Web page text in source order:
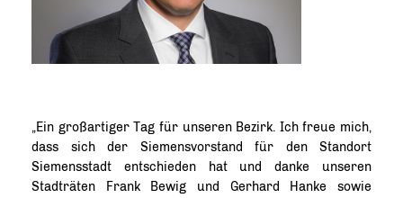
Ein großartiger Tag für unseren Bezirk. Ich freue mich,
dass sich der Siemensvorstand für den Standort
Siemensstadt entschieden hat und danke unseren
Stadträten Frank Bewig und Gerhard Hanke sowie